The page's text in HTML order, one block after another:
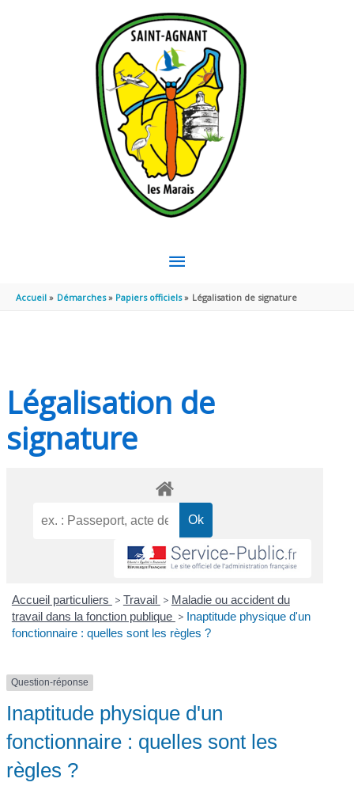
MENU
PRINCIPAL
Accueil Démarches Papiers officiels Légalisation de signature
Légalisation de
signature
Accueil particuliers > Travail > Maladie ou accident du
travail dans la fonction publique > Inaptitude physique d'un
fonctionnaire : quelles sont les règles ?
Question-réponse
Inaptitude physique d'un
fonctionnaire : quelles sont les
règles ?